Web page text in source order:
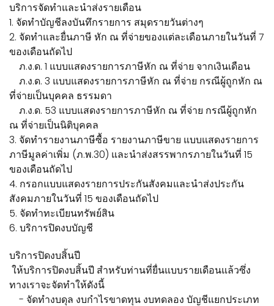
บริการจัดทำและนำส่งรายเดือน
1. จัดทำบัญชีลงบันทึกรายการ สมุดรายวันต่างๆ
2. จัดทำและยื่นภาษี หัก ณ ที่จ่ายของแต่ละเดือนภายในวันที่ 7
ของเดือนถัดไป
ภ.ง.ด. 1 แบบแสดงรายการภาษีหัก ณ ที่จ่าย จากเงินเดือน
ภ.ง.ด. 3 แบบแสดงรายการภาษีหัก ณ ที่จ่าย กรณีผู้ถูกหัก ณ
ที่จ่ายเป็นบุคคล ธรรมดา
ภ.ง.ด. 53 แบบแสดงรายการภาษีหัก ณ ที่จ่าย กรณีผู้ถูกหัก
ณ ที่จ่ายเป็นนิติบุคคล
3. จัดทำรายงานภาษีซื้อ รายงานภาษีขาย แบบแสดงรายการ
ภาษีมูลค่าเพิ่ม (ภ.พ.30) และนำส่งสรรพากรภายในวันที่ 15
ของเดือนถัดไป
4. กรอกแบบแสดงรายการประกันสังคมและนำส่งประกัน
สังคมภายในวันที่ 15 ของเดือนถัดไป
5. จัดทำทะเบียนทรัพย์สิน
6. บริการปิดงบบัญชี
บริการปิดงบสิ้นปี
ให้บริการปิดงบสิ้นปี สำหรับท่านที่ยื่นแบบรายเดือนแล้วซึ่ง
ทางเราจะจัดทำให้ดังนี้
- จัดทำงบดุล งบกำไรขาดทุน งบทดลอง บัญชีแยกประเภท